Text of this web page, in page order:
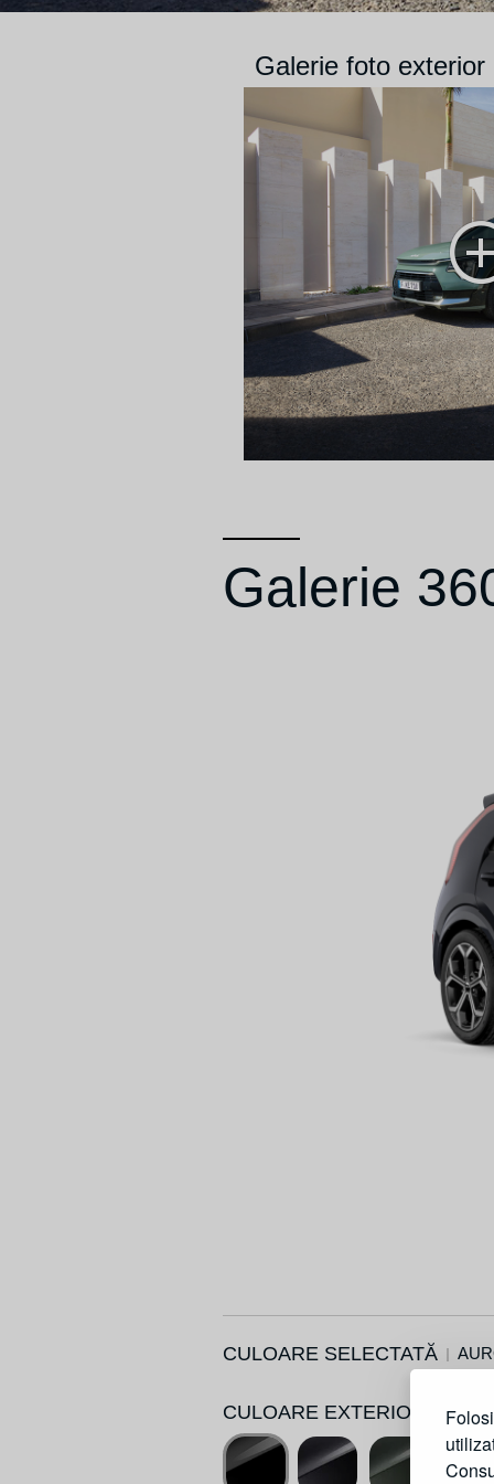
Galerie foto exterior
Galerie
CULOARE SELECTATĂ
CULOARE EXTERIOR 1 TON